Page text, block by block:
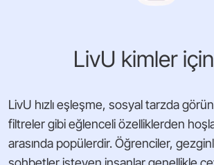
LivU kimler
LivU hızlı eşleşme, sosyal tarzda
filtreler gibi eğlenceli özelliklerden
arasında popülerdir. Öğrenciler,